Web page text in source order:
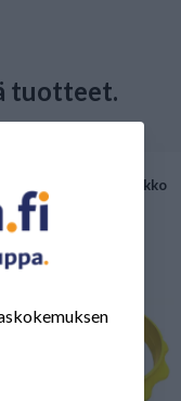
tuotteet.
Cambridge jyräkiekko
leveä 550/60